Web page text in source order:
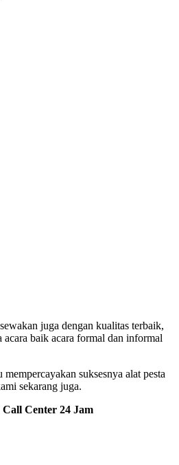
juga dengan kualitas terbaik,
acara baik acara formal dan informal
suksesnya alat pesta
sekarang juga.
Center 24 Jam